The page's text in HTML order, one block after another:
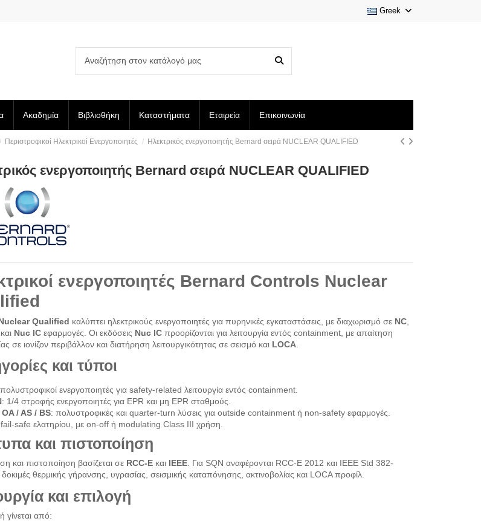
Greek
Ακαδημία Βιβλιοθήκη Καταστήματα Εταιρεία Επικοινωνία
Περιστροφικοί Ηλεκτρικοί Ενεργοποιητές Ηλεκτρικός ενεργοποιητής Bernard σειρά NUCLEAR QUALIFIED
ενεργοποιητής Bernard σειρά NUCLEAR QUALIFIED
ενεργοποιητές Bernard Controls Nuclear
Qualified καλύπτει ηλεκτρικούς ενεργοποιητές για πυρηνικές εγκαταστάσεις, με διαχωρισμό σε NC,
Nuc ICεφαρμογές. Οι εκδόσεις Nuc ICπροορίζονται για λειτουργία εντός containment, με απαίτηση
σε ιονίζον περιβάλλον και διατήρηση λειτουργικότητας σε σεισμό και LOCA.
και τύποι
ενεργοποιητές για safety-related λειτουργία εντός containment.
: 1/4 στροφής ενεργοποιητές για EPR και μη EPR σταθμούς.
/ AS / BS: πολυστροφικές και quarter-turn λύσεις για outside containment ή non-safety εφαρμογές.
safe ελατηρίου, με on-off ή modulating Class III χρήση.
και πιστοποίηση
και πιστοποίηση βασίζεται σε RCC-Eκαι IEEE. Για SQN αναφέρονται RCC-E 2012 και IEEE Std 382-
θερμικής γήρανσης, υγρασίας, σεισμικής καταπόνησης, ακτινοβολίας και LOCA προφίλ.
και επιλογή
γίνεται από: